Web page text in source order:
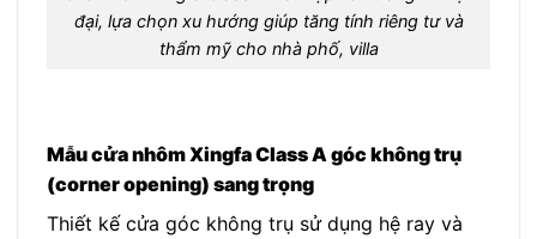
đại, lựa chọn xu hướng giúp tăng tính riêng tư và
thẩm mỹ cho nhà phố, villa
Mẫu cửa nhôm Xingfa Class A góc không trụ
(corner opening) sang trọng
Thiết kế cửa góc không trụ sử dụng hệ ray và